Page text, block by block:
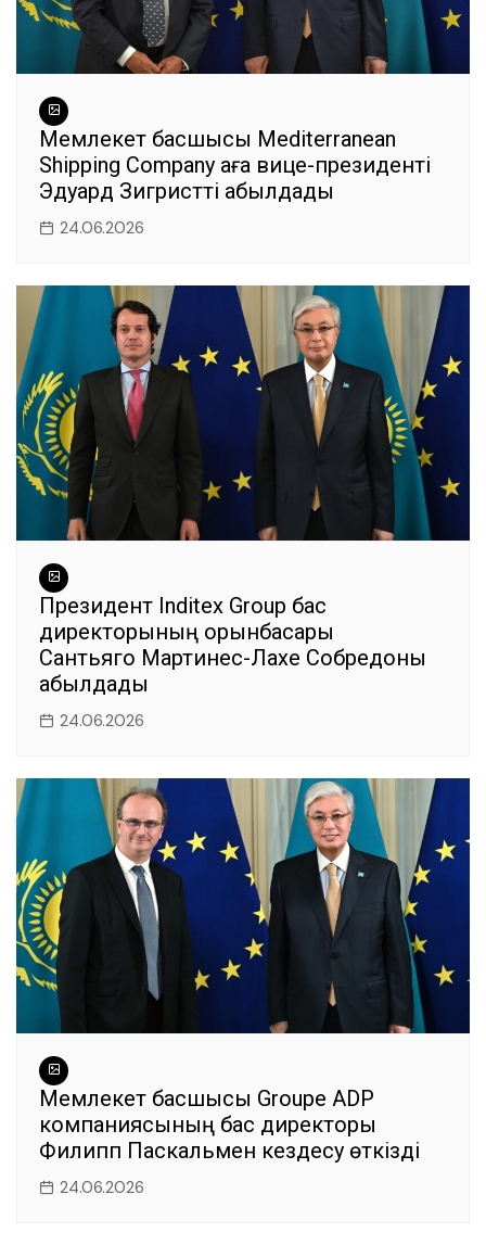
Мемлекет басшысы Mediterranean
Shipping Company аға вице-президенті
Эдуард Зигристті қабылдады
24.06.2026
Президент Inditex Group бас
директорының орынбасары
Сантьяго Мартинес-Лахе Собредоны
қабылдады
24.06.2026
Мемлекет басшысы Groupe ADP
компаниясының бас директоры
Филипп Паскальмен кездесу өткізді
24.06.2026